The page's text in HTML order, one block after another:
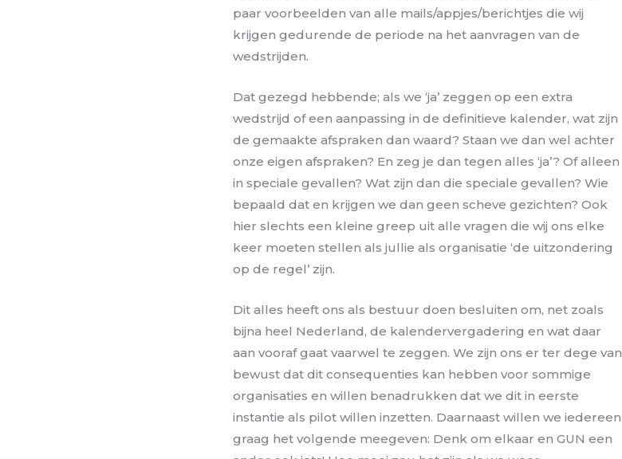
paar voorbeelden van alle mails/appjes/berichtjes die wij
krijgen gedurende de periode na het aanvragen van de
wedstrijden.
Dat gezegd hebbende; als we ‘ja’ zeggen op een extra
wedstrijd of een aanpassing in de definitieve kalender, wat zijn
de gemaakte afspraken dan waard? Staan we dan wel achter
onze eigen afspraken? En zeg je dan tegen alles ‘ja’? Of alleen
in speciale gevallen? Wat zijn dan die speciale gevallen? Wie
bepaald dat en krijgen we dan geen scheve gezichten? Ook
hier slechts een kleine greep uit alle vragen die wij ons elke
keer moeten stellen als jullie als organisatie ‘de uitzondering
op de regel’ zijn.
Dit alles heeft ons als bestuur doen besluiten om, net zoals
bijna heel Nederland, de kalendervergadering en wat daar
aan vooraf gaat vaarwel te zeggen. We zijn ons er ter dege van
bewust dat dit consequenties kan hebben voor sommige
organisaties en willen benadrukken dat we dit in eerste
instantie als pilot willen inzetten. Daarnaast willen we iedereen
graag het volgende meegeven: Denk om elkaar en GUN een